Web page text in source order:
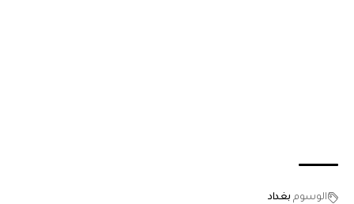
الوسوم بغداد